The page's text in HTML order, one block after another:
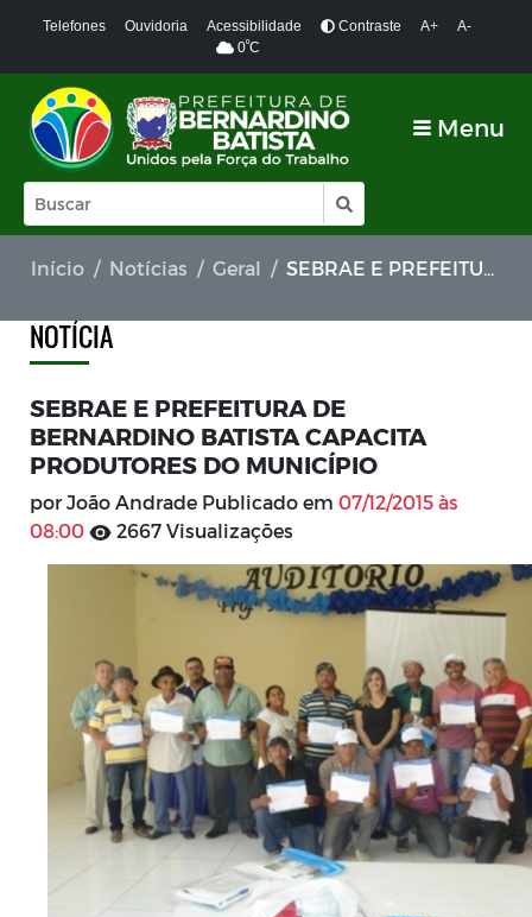
Telefones Ouvidoria Acessibilidade Contraste A+
A-
0ºC
Menu
Início Notícias Geral SEBRAE E PREFEITURA DE BERNARDINO BATISTA CAPACITA PRODUTORES DO MUNICÍPIO
NOTÍCIA
SEBRAE E PREFEITURA DE
BERNARDINO BATISTA CAPACITA
PRODUTORES DO MUNICÍPIO
por João Andrade Publicado em 07/12/2015 às
08:00
2667 Visualizações